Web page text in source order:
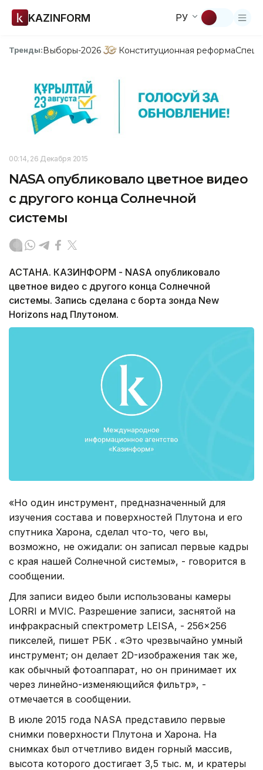
KAZINFORM РУ
Тренды:Выборы-2026 Конституционная реформа
00:14, 26 Декабря 2015
NASA опубликовало цветное видео
с другого конца Солнечной
системы
АСТАНА. КАЗИНФОРМ - NASA опубликовало
цветное видео с другого конца Солнечной
системы. Запись сделана с борта зонда New
Horizons над Плутоном.
«Но один инструмент, предназначенный для
изучения состава и поверхностей Плутона и его
спутника Харона, сделал что-то, чего вы,
возможно, не ожидали: он записал первые кадры
с края нашей Солнечной системы», - говорится в
сообщении.
Для записи видео были использованы камеры
LORRI и MVIC. Разрешение записи, заснятой на
инфракрасный спектрометр LEISA, - 256×256
пикселей, пишет РБК . «Это чрезвычайно умный
инструмент; он делает 2D-изображения так же,
как обычный фотоаппарат, но он принимает их
через линейно-изменяющийся фильтр», -
отмечается в сообщении.
В июле 2015 года NASA представило первые
снимки поверхности Плутона и Харона. На
снимках был отчетливо виден горный массив,
высота которого достигает 3,5 тыс. м, и кратеры